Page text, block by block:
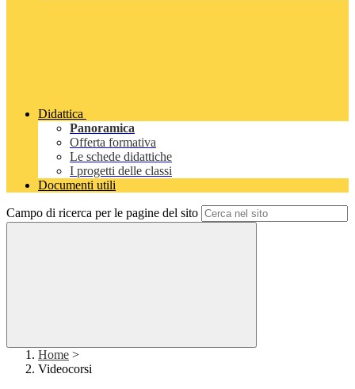
Didattica
Panoramica
Offerta formativa
Le schede didattiche
I progetti delle classi
Documenti utili
Campo di ricerca per le pagine del sito
Home >
Videocorsi